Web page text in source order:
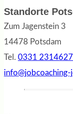
Standorte
Zum Jagenstein 3
14478 Potsdam
Tel. 0331